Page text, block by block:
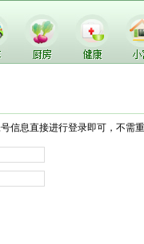
信息直接进行登录即可，不需